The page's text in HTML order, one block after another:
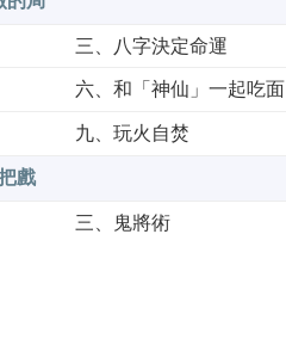
三、八字決定命運
六、和「神仙」一起吃面
九、玩火自焚
戲
三、鬼將術